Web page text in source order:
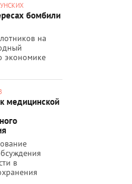
бомбили
на
экономике
медицинской
в